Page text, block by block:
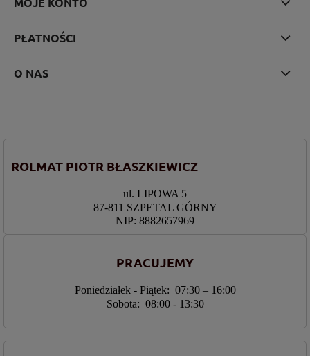
PŁATNOŚCI
O NAS
ROLMAT PIOTR BŁASZKIEWICZ
ul. LIPOWA 5
87-811 SZPETAL GÓRNY
NIP: 8882657969
PRACUJEMY
Poniedziałek - Piątek: 07:30 – 16:00
Sobota: 08:00 - 13:30